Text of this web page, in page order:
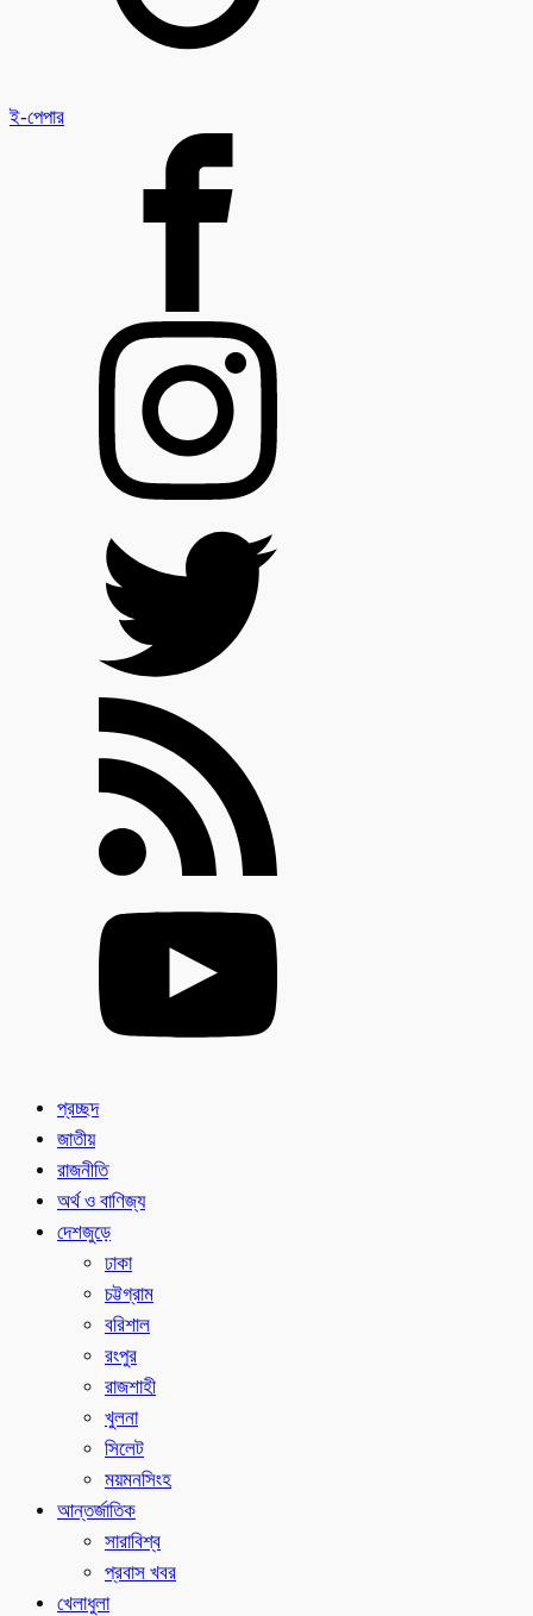
ই-পেপার
প্রচ্ছদ
জাতীয়
রাজনীতি
অর্থ ও বাণিজ্য
দেশজুড়ে
ঢাকা
চট্টগ্রাম
বরিশাল
রংপুর
রাজশাহী
খুলনা
সিলেট
ময়মনসিংহ
আন্তর্জাতিক
সারাবিশ্ব
প্রবাস খবর
খেলাধুলা